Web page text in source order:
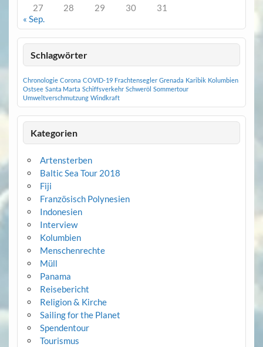
27
28 29 30
31
« Sep.
Schlagwörter
Chronologie Corona COVID-19 Frachtensegler Grenada Karibik Kolumbien
Ostsee Santa Marta Schiffsverkehr Schweröl Sommertour
Umweltverschmutzung Windkraft
Kategorien
Artensterben
Baltic Sea Tour 2018
Fiji
Französisch Polynesien
Indonesien
Interview
Kolumbien
Menschenrechte
Müll
Panama
Reisebericht
Religion & Kirche
Sailing for the Planet
Spendentour
Tourismus